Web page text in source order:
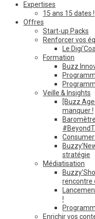
Expertises
15 ans 15 dates !
Offres
Start-up Packs
Renforcer vos
Le
Formation
Buzz
Veille & Insights
[Buzz
manquer !
stratégie
Médiatisation
rencontre
!
Enrichir vos